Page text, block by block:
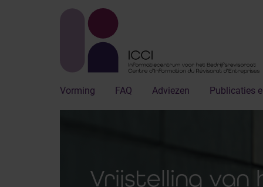
Vorming FAQ Adviezen Publicaties
Vrijstelling